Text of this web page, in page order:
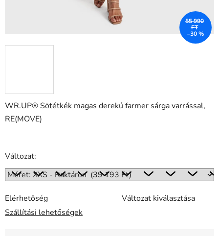
WR.UP® Sötétkék magas derekú farmer sárga varrással,
RE(MOVE)
Változat:
Elérhetőség
Változat kiválasztása
Szállítási lehetőségek
55 990
FT
–30 %